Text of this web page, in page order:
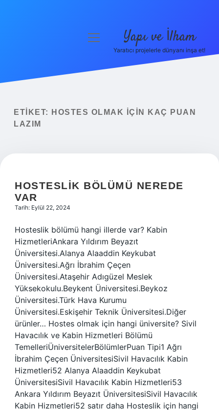
Yasal Uyarı
menüyü
Yapı ve İlham
Yaratıcı projelerle dünyanı inşa et!
ETIKET:
HOSTES OLMAK IÇIN KAÇ PUAN
LAZIM
HOSTESLIK BÖLÜMÜ NEREDE
VAR
Tarih: Eylül 22, 2024
Hosteslik bölümü hangi illerde var? Kabin
HizmetleriAnkara Yıldırım Beyazıt
Üniversitesi.Alanya Alaaddin Keykubat
Üniversitesi.Ağrı İbrahim Çeçen
Üniversitesi.Ataşehir Adıgüzel Meslek
Yüksekokulu.Beykent Üniversitesi.Beykoz
Üniversitesi.Türk Hava Kurumu
Üniversitesi.Eskişehir Teknik Üniversitesi.Diğer
ürünler… Hostes olmak için hangi üniversite? Sivil
Havacılık ve Kabin Hizmetleri Bölümü
TemelleriÜniversitelerBölümlerPuan Tipi1 Ağrı
İbrahim Çeçen ÜniversitesiSivil Havacılık Kabin
Hizmetleri52 Alanya Alaaddin Keykubat
ÜniversitesiSivil Havacılık Kabin Hizmetleri53
Ankara Yıldırım Beyazıt ÜniversitesiSivil Havacılık
Kabin Hizmetleri52 satır daha Hosteslik için hangi